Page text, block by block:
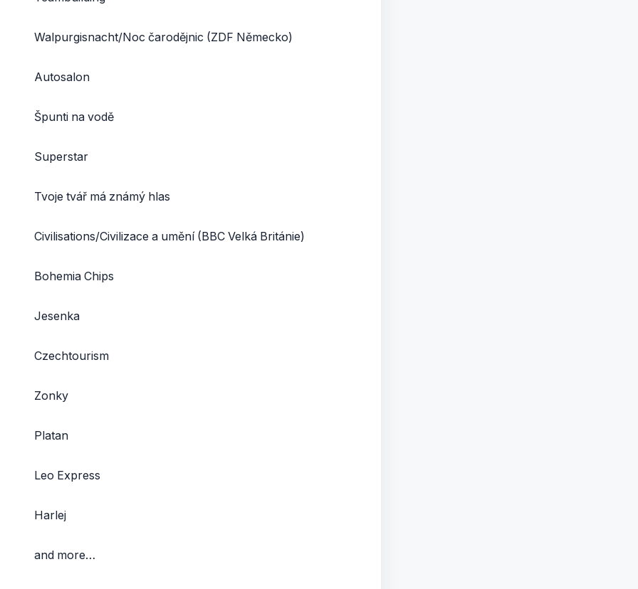
Walpurgisnacht/Noc čarodějnic (ZDF Německo)
Autosalon
Špunti na vodě
Superstar
Tvoje tvář má známý hlas
Civilisations/Civilizace a umění (BBC Velká Británie)
Bohemia Chips
Jesenka
Czechtourism
Zonky
Platan
Leo Express
Harlej
and more…